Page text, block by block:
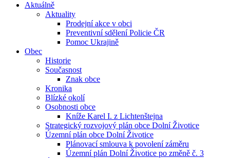
Aktuálně
Aktuality
Prodejní akce v obci
Preventivní sdělení Policie ČR
Pomoc Ukrajině
Obec
Historie
Současnost
Znak obce
Kronika
Blízké okolí
Osobnosti obce
Kníže Karel I. z Lichtenštejna
Strategický rozvojový plán obce Dolní Životice
Územní plán obce Dolní Životice
Plánovací smlouva k povolení záměru
Územní plán Dolní Životice po změně č. 3